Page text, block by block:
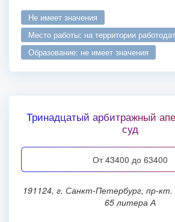
не имеет значения
место работы: на территории
образование: не имеет значения
Тринадцатый арбитражный
суд
от 43400 до 63400
191124, г. Санкт-Петербург, пр-кт. Суворовский, д.
65 литера А